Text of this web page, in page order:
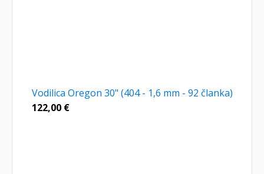
Vodilica Oregon 30" (404 - 1,6 mm - 92 članka)
122,00 €